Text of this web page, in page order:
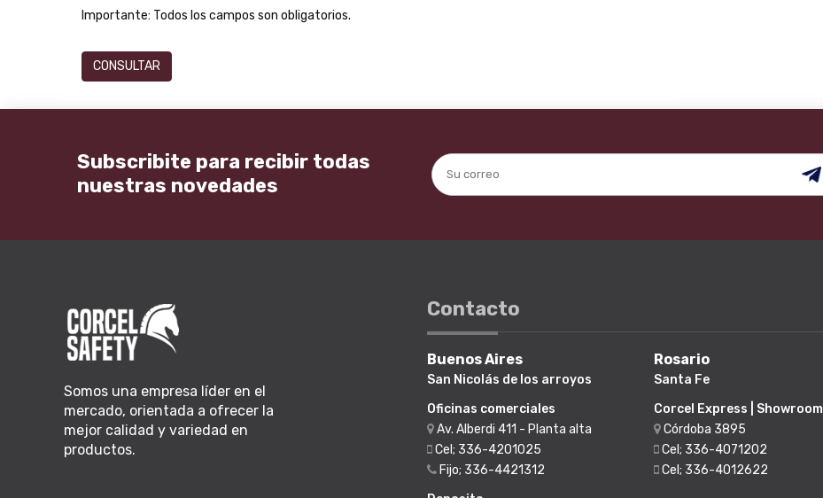
Importante: Todos los campos son obligatorios.
Subscribite para recibir todas
nuestras novedades
Somos una empresa líder en el
mercado, orientada a ofrecer la
mejor calidad y variedad en
productos.
Contacto
Buenos Aires
San Nicolás de los arroyos
Oficinas comerciales
Av. Alberdi 411 - Planta alta
Cel; 336-4201025
Fijo; 336-4421312
Rosario
Santa Fe
Corcel Express | Showroom
Córdoba 3895
Cel; 336-4071202
Cel; 336-4012622